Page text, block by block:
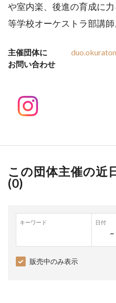
や室内楽、後進の育成に
等学校オーケストラ部講師
主催団体に
お問い合わせ
この団体主催の近
(0)
キーワード 日付
~
販売中のみ表示